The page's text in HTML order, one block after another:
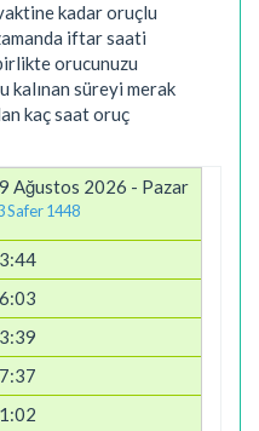
kadar oruçlu
iftar saati
orucunuzu
kalınan süreyi merak
kaç saat oruç
Ağustos 2026 - Pazar
Safer 1448